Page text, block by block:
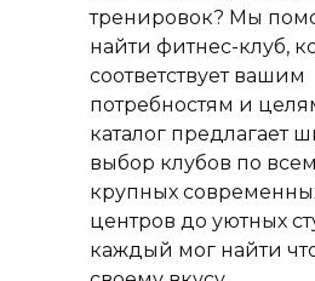
тренировок? Мы
найти фитнес-клуб,
соответствует вашим
потребностям и
каталог предлагает
выбор клубов по
крупных
центров до уютных
каждый мог найти